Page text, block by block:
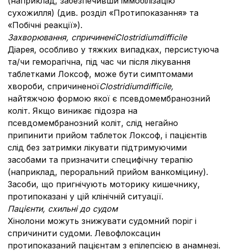
сухожилля) (див. розділ «Протипоказання» та
«Побічні реакції»).
Захворювання, спричиненіClostridiumdifficile
Діарея, особливо у тяжких випадках, персистуюча
та/чи геморагічна, під час чи після лікування
таблетками Локсоф, може бути симптомами
хвороби, спричиненоїClostridiumdifficile,
найтяжчою формою якої є псевдомембранозний
коліт. Якщо виникає підозра на
псевдомембранозний коліт, слід негайно
припинити прийом таблеток Локсоф, і пацієнтів
слід без затримки лікувати підтримуючими
засобами та призначити специфічну терапію
(наприклад, пероральний прийом ванкоміцину).
Засоби, що пригнічують моторику кишечнику,
протипоказані у цій клінічній ситуації.
Пацієнти, схильні до судом
Хінолони можуть знижувати судомний поріг і
спричинити судоми. Левофлоксацин
протипоказаний пацієнтам з епілепсією в анамнезі.